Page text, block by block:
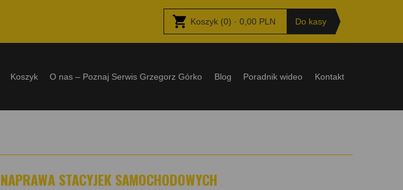
Koszyk (0) · 0,00 PLN Do kasy
Koszyk O nas – Poznaj Serwis Grzegorz Górko Blog Poradnik wideo Kontakt
NAPRAWA STACYJEK SAMOCHODOWYCH